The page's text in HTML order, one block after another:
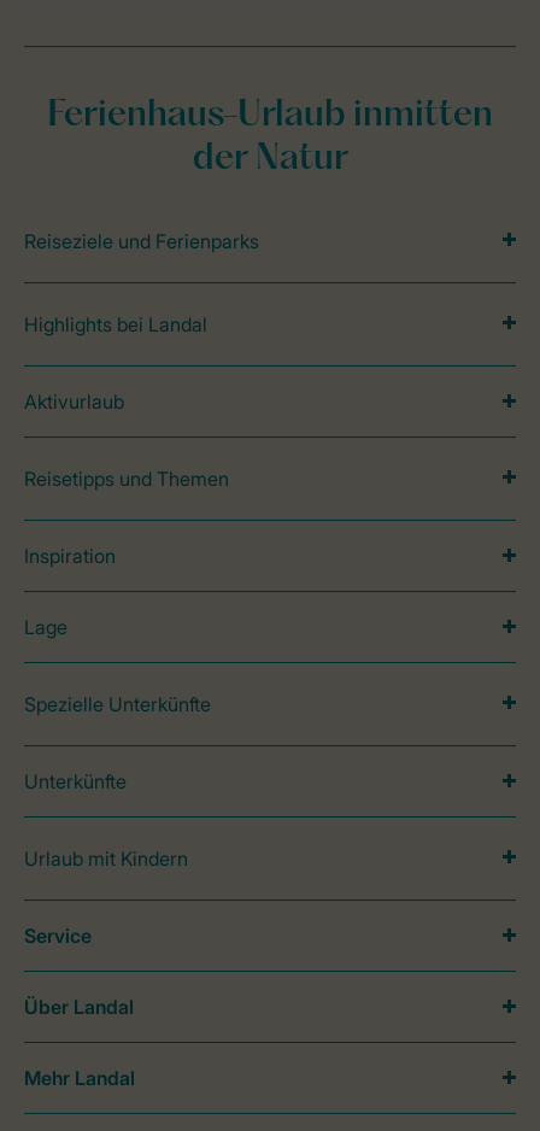
Ferienhaus-Urlaub inmitten
der Natur
Reiseziele und Ferienparks
Highlights bei Landal
Aktivurlaub
Reisetipps und Themen
Inspiration
Lage
Spezielle Unterkünfte
Unterkünfte
Urlaub mit Kindern
Service
Über Landal
Mehr Landal